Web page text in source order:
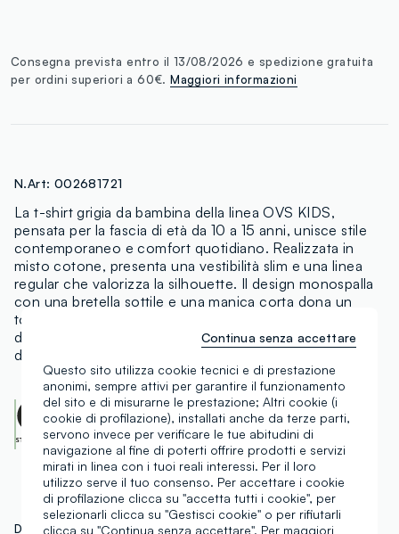
Consegna prevista entro il 13/08/2026 e spedizione gratuita
per ordini superiori a 60€.Maggiori informazioni
N.Art: 002681721
La t-shirt grigia da bambina della linea OVS KIDS,
pensata per la fascia di età da 10 a 15 anni, unisce stile
contemporaneo e comfort quotidiano. Realizzata in
misto cotone, presenta una vestibilità slim e una linea
regular che valorizza la silhouette. Il design monospalla
con una bretella sottile e una manica corta dona un
tocco originale, mentre la fantasia camouflage nei toni
del grigio e del giallo la rende perfetta per look casual e
di tendenza.
OEKO-TEX class I
CENTROCOT:0906991.O
Scopri di più
DETTAGLI TECNICI MATERIALI E FILIERA
Questo sito utilizza cookie tecnici e di prestazione
anonimi, sempre attivi per garantire il funzionamento
del sito e di misurarne le prestazione; Altri cookie (i
cookie di profilazione), installati anche da terze parti,
servono invece per verificare le tue abitudini di
navigazione al fine di poterti offrire prodotti e servizi
mirati in linea con i tuoi reali interessi. Per il loro
utilizzo serve il tuo consenso. Per accettare i cookie
di profilazione clicca su "accetta tutti i cookie", per
selezionarli clicca su "Gestisci cookie" o per rifiutarli
clicca su "Continua senza accettare". Per maggiori
Continua senza accettare